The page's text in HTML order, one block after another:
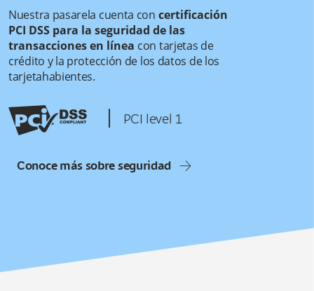
Nuestra pasarela cuenta con certificación
PCI DSS para la seguridad de las
transacciones en línea con tarjetas de
crédito y la protección de los datos de los
tarjetahabientes.
PCI level 1
Conoce más sobre seguridad